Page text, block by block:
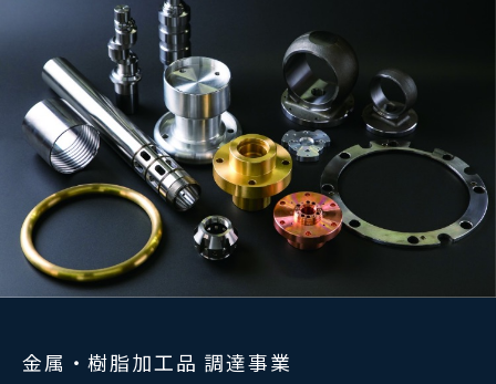
金属・樹脂加工品 調達事業